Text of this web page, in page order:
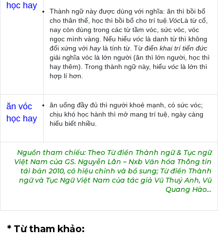
học hay
Thành ngữ này được dùng với nghĩa: ăn thì bồi bổ
cho thân thể, học thì bồi bổ cho trí tuệ.VócLà từ cổ,
nay còn dùng trong các từ tầm vóc, sức vóc, vóc
ngọc mình vàng. Nếu hiểu vóc là danh từ thì không
đối xứng với haylà tính từ. Từ điển khai trí tiến đức
giải nghĩa vóc là lớn người (ăn thì lớn người, học thì
hay thêm). Trong thành ngữ này, hiểu vóc là lớn thì
hợp lí hơn.
ăn vóc
học hay
ăn uống đầy đủ thì người khoẻ mạnh, có sức vóc;
chịu khó học hành thì mở mang trí tuệ, ngày càng
hiểu biết nhiều.
Nguồn tham chiếu: Theo Từ điển Thành ngữ & Tục ngữ
Việt Nam của GS. Nguyễn Lân – Nxb Văn hóa Thông tin
tái bản 2010, có hiệu chỉnh và bổ sung; Từ điển Thành
ngữ và Tục Ngữ Việt Nam của tác giả Vũ Thuý Anh, Vũ
Quang Hào…
* Từ tham khảo: